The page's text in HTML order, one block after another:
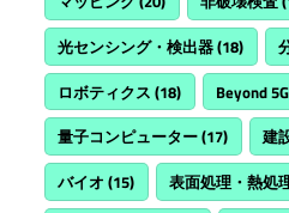
光センシング・検出器(18)
ロボティクス (18) Beyond 5G
量子コンピューター(17) 建
バイオ (15) 表面処理・熱処